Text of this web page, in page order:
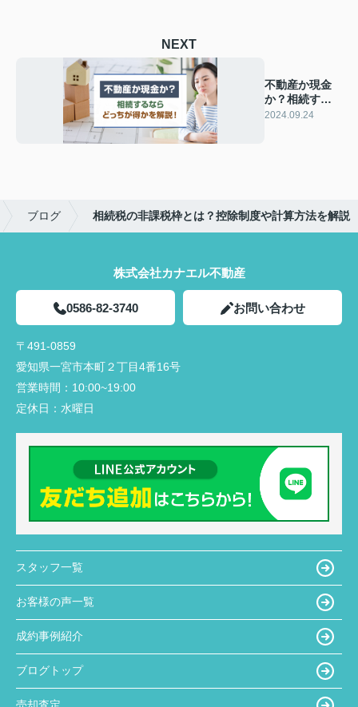
NEXT
不動産か現金
か？相続する
ならどっちが
2024.09.24
ブログ 相続税の非課税枠とは？控除制度や計算方法を解説
株式会社カナエル不動産
0586-82-3740 お問い合わせ
〒491-0859
愛知県一宮市本町２丁目4番16号
営業時間： 10:00~19:00
定休日： 水曜日
スタッフ一覧
お客様の声一覧
成約事例紹介
ブログトップ